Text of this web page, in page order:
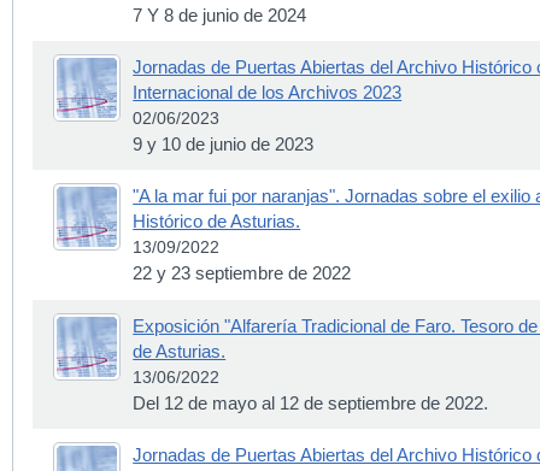
7 Y 8 de junio de 2024
Jornadas de Puertas Abiertas del Archivo Histórico
Internacional de los Archivos 2023
02/06/2023
9 y 10 de junio de 2023
"A la mar fui por naranjas". Jornadas sobre el exilio
Histórico de Asturias.
13/09/2022
22 y 23 septiembre de 2022
Exposición "Alfarería Tradicional de Faro. Tesoro
de Asturias.
13/06/2022
Del 12 de mayo al 12 de septiembre de 2022.
Jornadas de Puertas Abiertas del Archivo Histórico